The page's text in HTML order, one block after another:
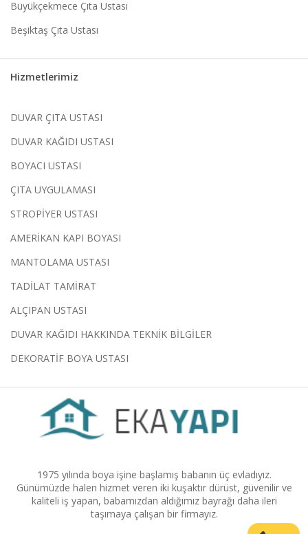
Büyükçekmece Çıta Ustası
Beşiktaş Çıta Ustası
Hizmetlerimiz
DUVAR ÇITA USTASI
DUVAR KAĞIDI USTASI
BOYACI USTASI
ÇITA UYGULAMASI
STROPİYER USTASI
AMERİKAN KAPI BOYASI
MANTOLAMA USTASI
TADİLAT TAMİRAT
ALÇIPAN USTASI
DUVAR KAĞIDI HAKKINDA TEKNİK BİLGİLER
DEKORATİF BOYA USTASI
1975 yılında boya işine başlamış babanın üç evladıyız.
Günümüzde halen hizmet veren iki kuşaktır dürüst, güvenilir ve
kaliteli iş yapan, babamızdan aldığımız bayrağı daha ileri
taşımaya çalışan bir firmayız.